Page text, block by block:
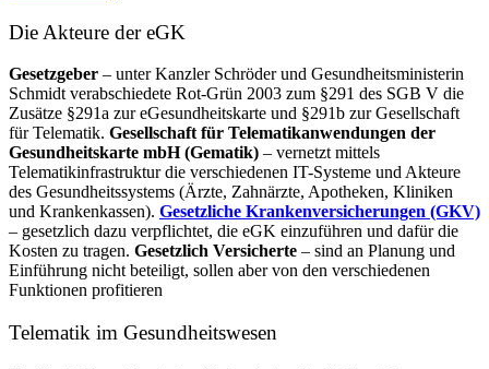
Die Akteure der eGK
Gesetzgeber – unter Kanzler Schröder und Gesundheitsministerin
Schmidt verabschiedete Rot-Grün 2003 zum §291 des SGB V die
Zusätze §291a zur eGesundheitskarte und §291b zur Gesellschaft
für Telematik. Gesellschaft für Telematikanwendungen der
Gesundheitskarte mbH (Gematik) – vernetzt mittels
Telematikinfrastruktur die verschiedenen IT-Systeme und Akteure
des Gesundheitssystems (Ärzte, Zahnärzte, Apotheken, Kliniken
und Krankenkassen). Gesetzliche Krankenversicherungen (GKV)
– gesetzlich dazu verpflichtet, die eGK einzuführen und dafür die
Kosten zu tragen. Gesetzlich Versicherte – sind an Planung und
Einführung nicht beteiligt, sollen aber von den verschiedenen
Funktionen profitieren
Telematik im Gesundheitswesen